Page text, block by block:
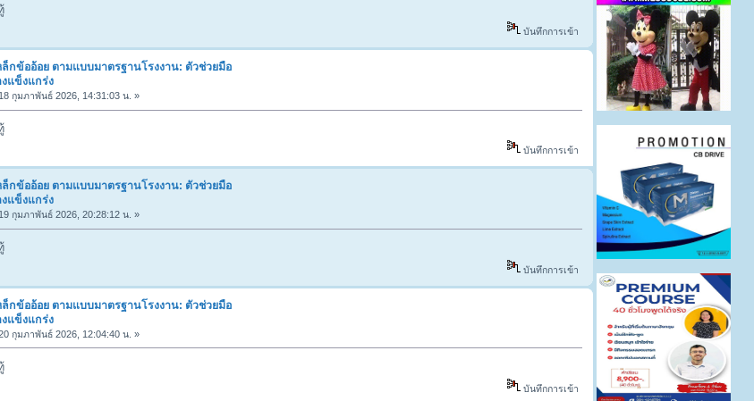
บันทึกการเข้า
ล็กข้ออ้อย ตามแบบมาตรฐานโรงงาน: ตัวช่วยมือ
แข็งแกร่ง
กุมภาพันธ์ 2026, 14:31:03 น. »
บันทึกการเข้า
ล็กข้ออ้อย ตามแบบมาตรฐานโรงงาน: ตัวช่วยมือ
แข็งแกร่ง
กุมภาพันธ์ 2026, 20:28:12 น. »
บันทึกการเข้า
ล็กข้ออ้อย ตามแบบมาตรฐานโรงงาน: ตัวช่วยมือ
แข็งแกร่ง
กุมภาพันธ์ 2026, 12:04:40 น. »
บันทึกการเข้า